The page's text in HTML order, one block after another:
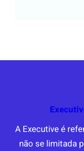
A Executive é
não se limitada